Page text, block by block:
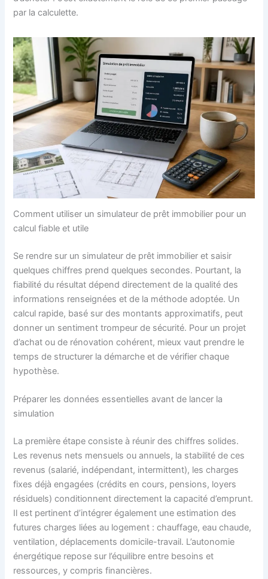
par la calculette.
Comment utiliser un simulateur de prêt immobilier pour un
calcul fiable et utile
Se rendre sur un simulateur de prêt immobilier et saisir
quelques chiffres prend quelques secondes. Pourtant, la
fiabilité du résultat dépend directement de la qualité des
informations renseignées et de la méthode adoptée. Un
calcul rapide, basé sur des montants approximatifs, peut
donner un sentiment trompeur de sécurité. Pour un projet
d’achat ou de rénovation cohérent, mieux vaut prendre le
temps de structurer la démarche et de vérifier chaque
hypothèse.
Préparer les données essentielles avant de lancer la
simulation
La première étape consiste à réunir des chiffres solides.
Les revenus nets mensuels ou annuels, la stabilité de ces
revenus (salarié, indépendant, intermittent), les charges
fixes déjà engagées (crédits en cours, pensions, loyers
résiduels) conditionnent directement la capacité d’emprunt.
Il est pertinent d’intégrer également une estimation des
futures charges liées au logement : chauffage, eau chaude,
ventilation, déplacements domicile-travail. L’autonomie
énergétique repose sur l’équilibre entre besoins et
ressources, y compris financières.